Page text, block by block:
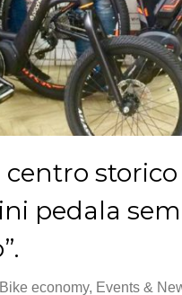
pedala
Bike economy, Events &